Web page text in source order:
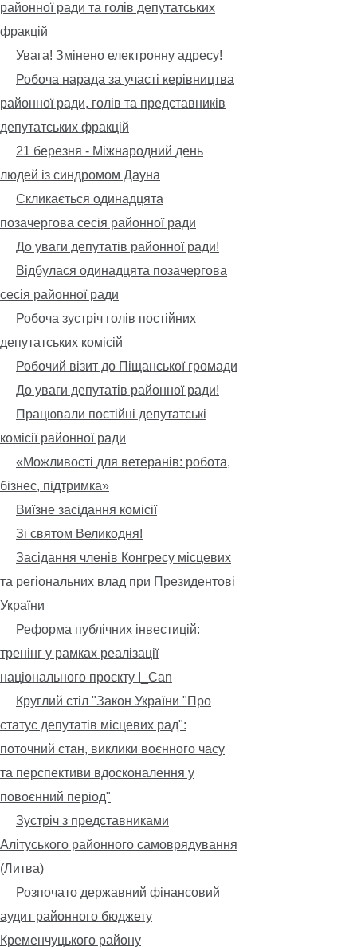
районної ради та голів депутатських
фракцій
Увага! Змінено електронну адресу!
Робоча нарада за участі керівництва
районної ради, голів та представників
депутатських фракцій
21 березня - Міжнародний день
людей із синдромом Дауна
Скликається одинадцята
позачергова сесія районної ради
До уваги депутатів районної ради!
Відбулася одинадцята позачергова
сесія районної ради
Робоча зустріч голів постійних
депутатських комісій
Робочий візит до Піщанської громади
До уваги депутатів районної ради!
Працювали постійні депутатські
комісії районної ради
«Можливості для ветеранів: робота,
бізнес, підтримка»
Виїзне засідання комісії
Зі святом Великодня!
Засідання членів Конгресу місцевих
та регіональних влад при Президентові
України
Реформа публічних інвестицій:
тренінг у рамках реалізації
національного проєкту I_Can
Круглий стіл "Закон України "Про
статус депутатів місцевих рад":
поточний стан, виклики воєнного часу
та перспективи вдосконалення у
повоєнний період"
Зустріч з представниками
Алітуського районного самоврядування
(Литва)
Розпочато державний фінансовий
аудит районного бюджету
Кременчуцького району